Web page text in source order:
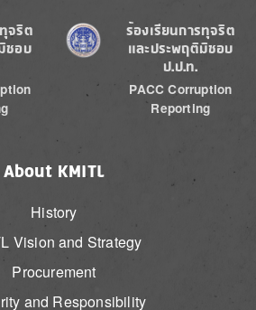
จริต
ชอบ
Image
ร้องเรียนการทุจริต
และประพฤติมิชอบ
ป.ป.ท.
PACC Corruption
Reporting
About KMITL
History
Vision and Strategy
Procurement
and Responsibility